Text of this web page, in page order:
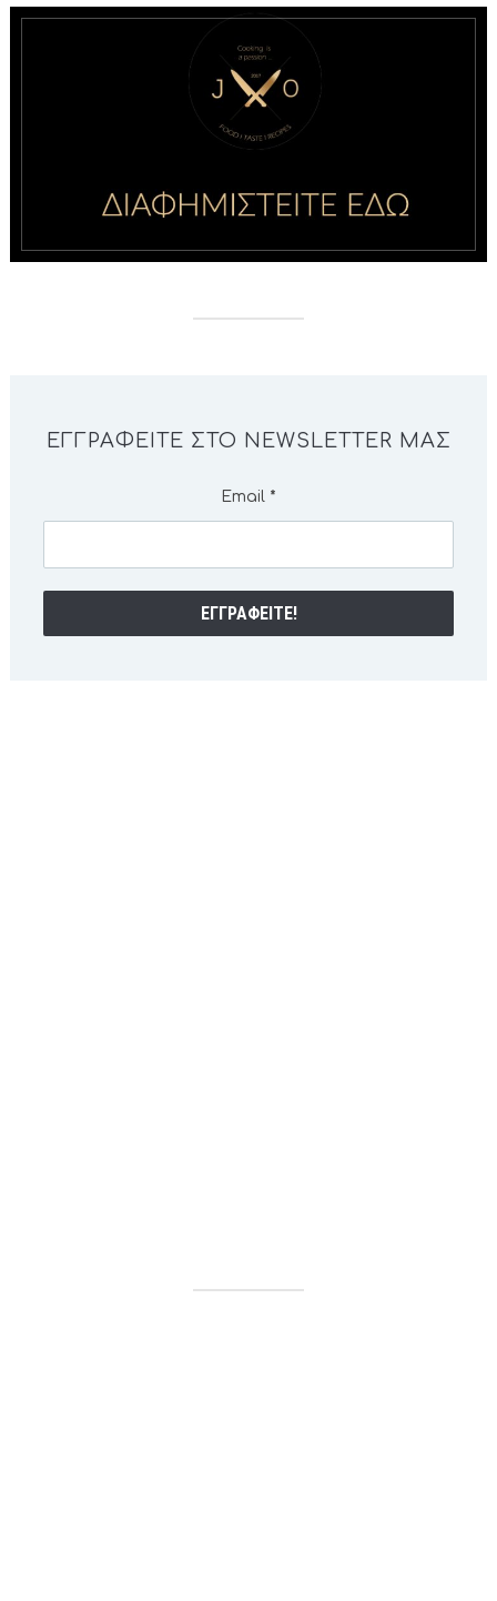
ΕΓΓΡΑΦΕΊΤΕ ΣΤΟ NEWSLETTER ΜΑΣ
Email *